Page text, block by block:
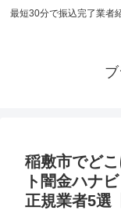
最短30分で振込完了業者
稲敷市でど
ト闇金ハナ
正規業者5選